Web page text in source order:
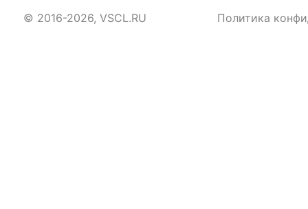
© 2016-2026, VSCL.RU Политика